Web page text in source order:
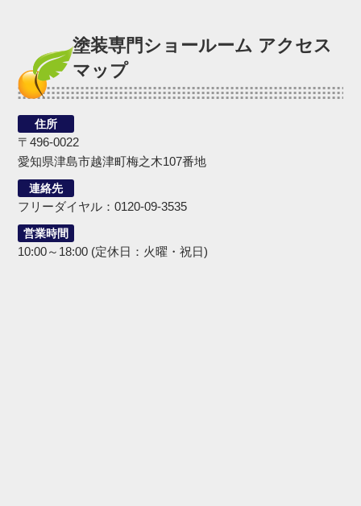
塗装専門ショールーム アクセス
マップ
住所
〒496-0022
愛知県津島市越津町梅之木107番地
連絡先
フリーダイヤル：0120-09-3535
営業時間
10:00～18:00 (定休日：火曜・祝日)